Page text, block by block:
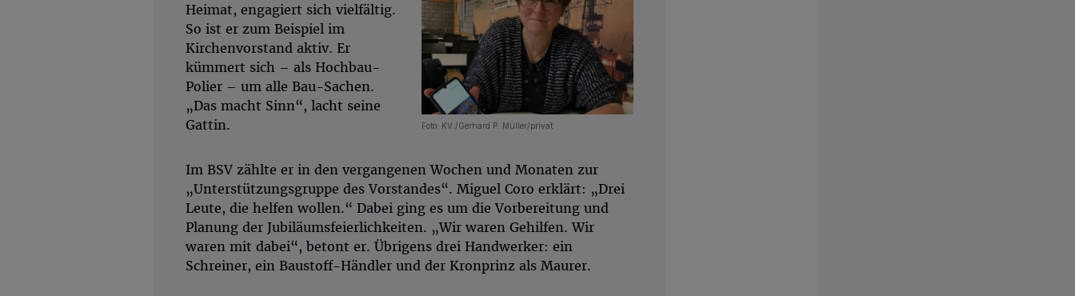
Foto: KV./Gerhard P. Müller/privat
Heimat, engagiert sich vielfältig.
So ist er zum Beispiel im
Kirchenvorstand aktiv. Er
kümmert sich – als Hochbau-
Polier – um alle Bau-Sachen.
„Das macht Sinn“, lacht seine
Gattin.
Im BSV zählte er in den vergangenen Wochen und Monaten zur
„Unterstützungsgruppe des Vorstandes“. Miguel Coro erklärt: „Drei
Leute, die helfen wollen.“ Dabei ging es um die Vorbereitung und
Planung der Jubiläumsfeierlichkeiten. „Wir waren Gehilfen. Wir
waren mit dabei“, betont er. Übrigens drei Handwerker: ein
Schreiner, ein Baustoff-Händler und der Kronprinz als Maurer.